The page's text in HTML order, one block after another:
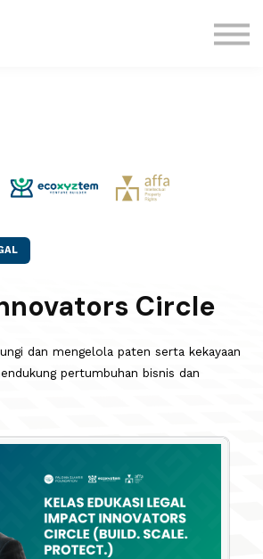
Circle
dan mengelola paten serta kekayaan
pertumbuhan bisnis dan